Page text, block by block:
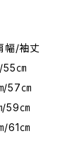
幅/袖丈
55㎝
/57㎝
59㎝
/61㎝